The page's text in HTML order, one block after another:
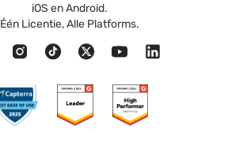
iOS en Android.
Één Licentie, Alle Platforms.